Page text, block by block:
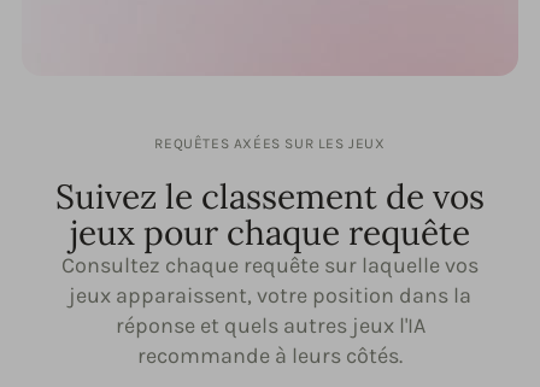
REQUÊTES AXÉES SUR LES JEUX
Suivez le classement de vos
jeux pour chaque requête
Consultez chaque requête sur laquelle vos
jeux apparaissent, votre position dans la
réponse et quels autres jeux l'IA
recommande à leurs côtés.